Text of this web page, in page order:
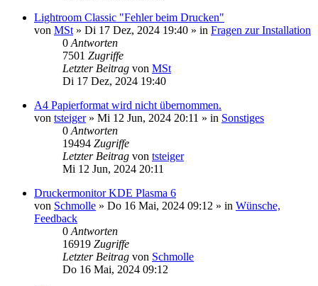
Lightroom Classic "Fehler beim Drucken"
von MSt » Di 17 Dez, 2024 19:40 » in Fragen zur Installation
0 Antworten
7501 Zugriffe
Letzter Beitrag von MSt
Di 17 Dez, 2024 19:40
A4 Papierformat wird nicht übernommen.
von tsteiger» Mi 12 Jun, 2024 20:11 » in Sonstiges
0 Antworten
19494 Zugriffe
Letzter Beitrag von tsteiger
Mi 12 Jun, 2024 20:11
Druckermonitor KDE Plasma 6
von Schmolle » Do 16 Mai, 2024 09:12 » in Wünsche,
Feedback
0 Antworten
16919 Zugriffe
Letzter Beitrag von Schmolle
Do 16 Mai, 2024 09:12